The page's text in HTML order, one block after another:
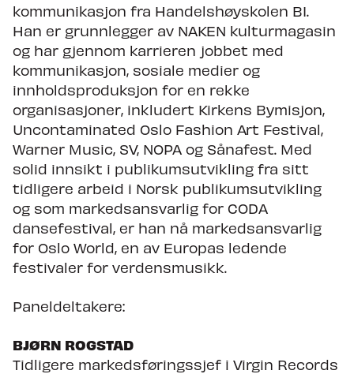
kommunikasjon fra Handelshøyskolen BI.
Han er grunnlegger av NAKEN kulturmagasin
og har gjennom karrieren jobbet med
kommunikasjon, sosiale medier og
innholdsproduksjon for en rekke
organisasjoner, inkludert Kirkens Bymisjon,
Uncontaminated Oslo Fashion Art Festival,
Warner Music, SV, NOPA og Sånafest. Med
solid innsikt i publikumsutvikling fra sitt
tidligere arbeid i Norsk publikumsutvikling
og som markedsansvarlig for CODA
dansefestival, er han nå markedsansvarlig
for Oslo World, en av Europas ledende
festivaler for verdensmusikk.
Paneldeltakere:
BJØRN ROGSTAD
Tidligere markedsføringssjef i Virgin Records